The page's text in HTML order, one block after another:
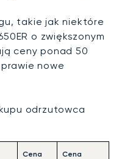
takie jak niektóre
o zwiększonym
ceny ponad 50
nowe
odrzutowca
Cena
Cena